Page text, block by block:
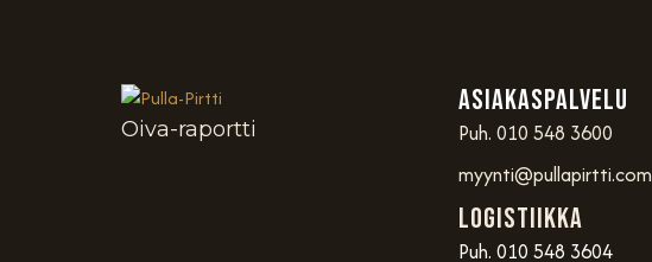
Oiva-raportti
Asiakaspalvelu
Puh. 010 548 3600
myynti@pullapirtti.com
Logistiikka
Puh. 010 548 3604